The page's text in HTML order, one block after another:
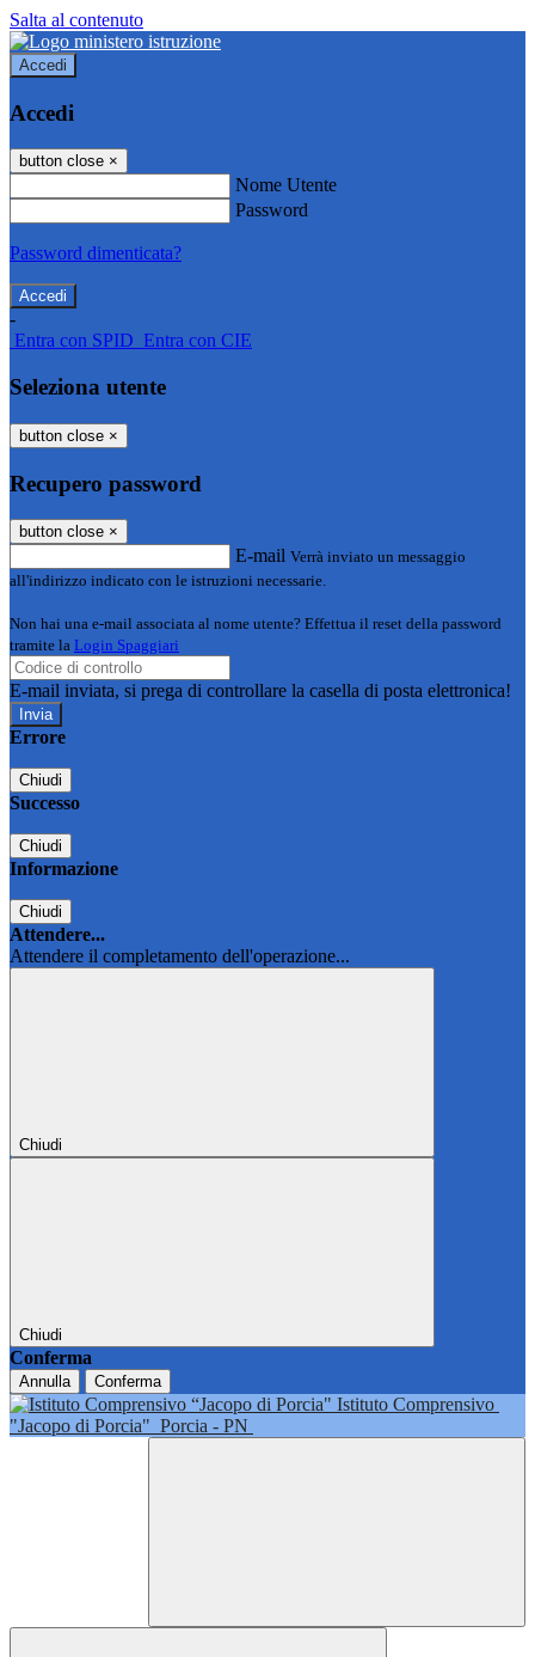
Salta al contenuto
Accedi
Accedi
button close ×
Nome Utente
Password
Password dimenticata?
-
Entra con SPID Entra con CIE
Seleziona utente
button close ×
Recupero password
button close ×
E-mail Verrà inviato un messaggio
all'indirizzo indicato con le istruzioni necessarie.
Non hai una e-mail associata al nome utente? Effettua il reset della password
tramite la Login Spaggiari
E-mail inviata, si prega di controllare la casella di posta elettronica!
Errore
Chiudi
Successo
Chiudi
Informazione
Chiudi
Attendere...
Attendere il completamento dell'operazione...
Chiudi
Chiudi
Conferma
Annulla Conferma
Istituto Comprensivo
"Jacopo di Porcia" Porcia - PN